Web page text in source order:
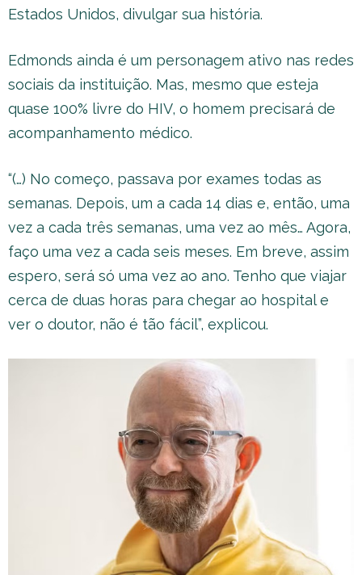
Estados Unidos, divulgar sua história.
Edmonds ainda é um personagem ativo nas redes
sociais da instituição. Mas, mesmo que esteja
quase 100% livre do HIV, o homem precisará de
acompanhamento médico.
“(…) No começo, passava por exames todas as
semanas. Depois, um a cada 14 dias e, então, uma
vez a cada três semanas, uma vez ao mês… Agora,
faço uma vez a cada seis meses. Em breve, assim
espero, será só uma vez ao ano. Tenho que viajar
cerca de duas horas para chegar ao hospital e
ver o doutor, não é tão fácil”, explicou.